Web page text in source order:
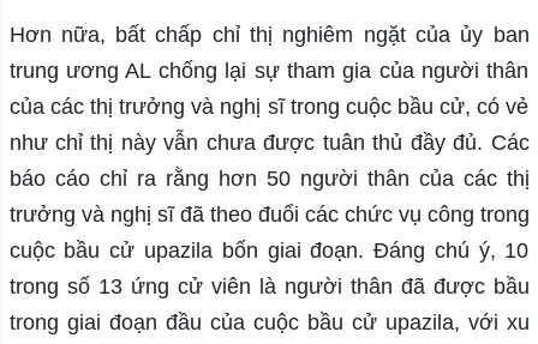
Hơn nữa, bất chấp chỉ thị nghiêm ngặt của ủy ban
trung ương AL chống lại sự tham gia của người thân
của các thị trưởng và nghị sĩ trong cuộc bầu cử, có vẻ
như chỉ thị này vẫn chưa được tuân thủ đầy đủ. Các
báo cáo chỉ ra rằng hơn 50 người thân của các thị
trưởng và nghị sĩ đã theo đuổi các chức vụ công trong
cuộc bầu cử upazila bốn giai đoạn. Đáng chú ý, 10
trong số 13 ứng cử viên là người thân đã được bầu
trong giai đoạn đầu của cuộc bầu cử upazila, với xu